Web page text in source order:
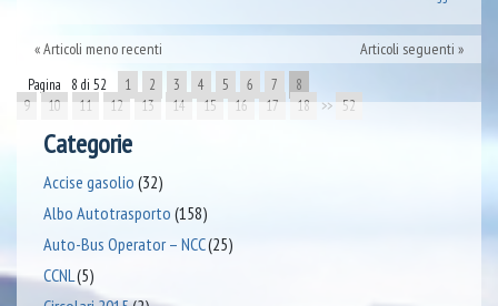
Articoli meno recenti Articoli seguenti
Pagina 8 di 52 1 2 3 4 5 6 7
8
9
10 11 12 13 14 15 16 17 18 >> 52
Categorie
Accise gasolio (32)
Albo Autotrasporto (158)
Auto-Bus Operator – NCC(25)
CCNL(5)